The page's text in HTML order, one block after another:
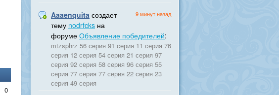
0
9 минут назад
Aaaenquita создает
тему nodrfcks на
форуме Объявление победителей:
mtzsphrz 56 серия 91 серия 11 серия 76
серия 12 серия 54 серия 21 серия 97
серия 92 серия 58 серия 96 серия 55
серия 77 серия 77 серия 22 серия 23
серия 49 серия